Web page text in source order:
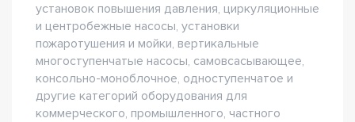
установок повышения давления, циркуляционные
и центробежные насосы, установки
пожаротушения и мойки, вертикальные
многоступенчатые насосы, самовсасывающее,
консольно-моноблочное, одноступенчатое и
другие категорий оборудования для
коммерческого, промышленного, частного